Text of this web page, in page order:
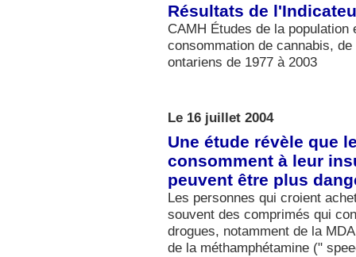
Résultats de
CAMH Études de la
consommation de cannabis,
ontariens de 1977 à 2003
Le 16 juillet 2004
Une étude révèle que
consomment à leur
peuvent être plus
Les personnes qui croient
souvent des comprimés qui
drogues, notamment de la
de la méthamphétamine ("